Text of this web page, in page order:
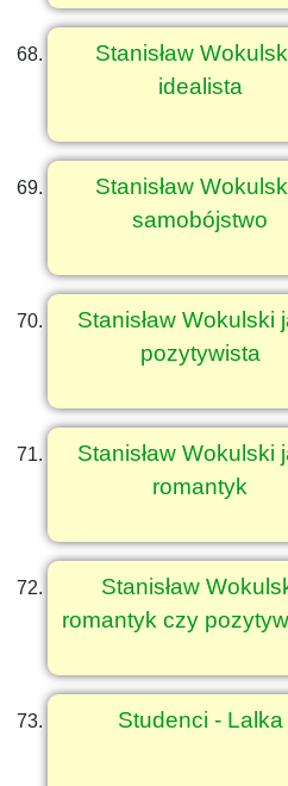
Stanisław
idealista
Stanisław
samobójstwo
Stanisław Wokulski
pozytywista
Stanisław Wokulski
romantyk
Stanisław
romantyk czy
Studenci - Lalka